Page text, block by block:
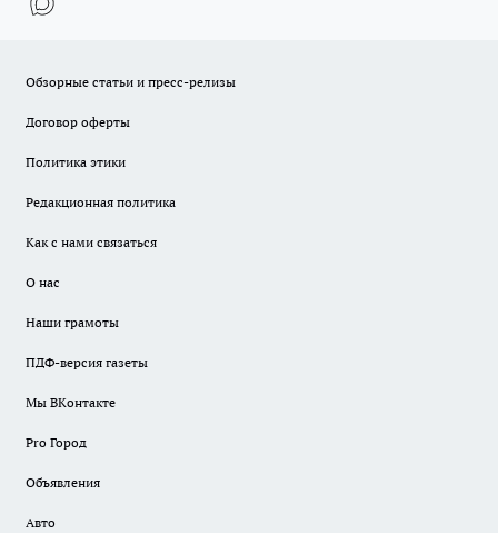
Обзорные статьи и пресс-релизы
Договор оферты
Политика этики
Редакционная политика
Как с нами связаться
О нас
Наши грамоты
ПДФ-версия газеты
Мы ВКонтакте
Pro Город
Объявления
Авто